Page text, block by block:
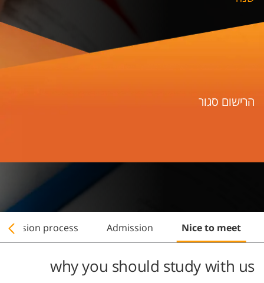
הרישום סגור
Nice to meet
Admission
process
why you should study with us